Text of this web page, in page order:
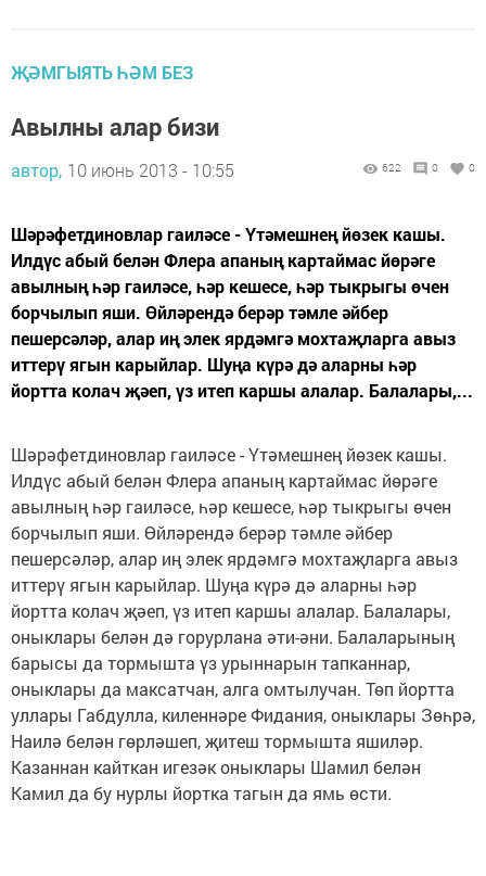
ҖӘМГЫЯТЬ ҺӘМ БЕЗ
Авылны алар бизи
автор, 10 июнь 2013 - 10:55 622 0 0
Шәрәфетдиновлар гаиләсе - Үтәмешнең йөзек кашы.
Илдүс абый белән Флера апаның картаймас йөрәге
авылның һәр гаиләсе, һәр кешесе, һәр тыкрыгы өчен
борчылып яши. Өйләрендә берәр тәмле әйбер
пешерсәләр, алар иң элек ярдәмгә мохтаҗларга авыз
иттерү ягын карыйлар. Шуңа күрә дә аларны һәр
йортта колач җәеп, үз итеп каршы алалар. Балалары,...
Шәрәфетдиновлар гаиләсе - Үтәмешнең йөзек кашы.
Илдүс абый белән Флера апаның картаймас йөрәге
авылның һәр гаиләсе, һәр кешесе, һәр тыкрыгы өчен
борчылып яши. Өйләрендә берәр тәмле әйбер
пешерсәләр, алар иң элек ярдәмгә мохтаҗларга авыз
иттерү ягын карыйлар. Шуңа күрә дә аларны һәр
йортта колач җәеп, үз итеп каршы алалар. Балалары,
оныклары белән дә горурлана әти-әни. Балаларының
барысы да тормышта үз урыннарын тапканнар,
оныклары да максатчан, алга омтылучан. Төп йортта
уллары Габдулла, киленнәре Фидания, оныклары Зөһрә,
Наилә белән гөрләшеп, җитеш тормышта яшиләр.
Казаннан кайткан игезәк оныклары Шамил белән
Камил да бу нурлы йортка тагын да ямь өсти.